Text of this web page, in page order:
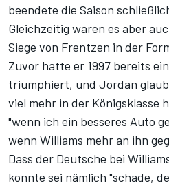
beendete die Saison
Gleichzeitig waren es aber
Siege von Frentzen in der
Zuvor hatte er 1997 bereits
triumphiert, und Jordan
viel mehr in der Königsklasse
"wenn ich ein besseres Auto
wenn Williams mehr an ihn
Dass der Deutsche bei
konnte sei nämlich "schade,